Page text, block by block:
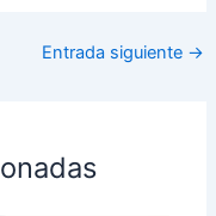
Entrada siguiente →